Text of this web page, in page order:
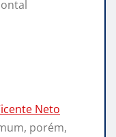
Neto
porém,